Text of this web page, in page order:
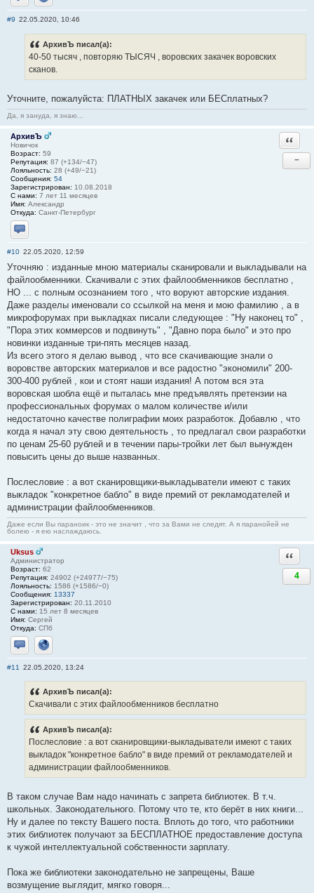
Отправить личное сообщение
Сайт
#9 22.05.2020, 10:46
АрхивЪ писал(а):
40-50 тысяч , повторяю ТЫСЯЧ , воровских закачек воровских
сканов.
Уточните, пожалуйста: ПЛАТНЫХ закачек или БЕСплатных?
Да, я зануда, я знаю...
АрхивЪ
Новичок
Возраст: 59
Репутация: 87 (+134/−47)
Лояльность: 28 (+49/−21)
Сообщения: 54
Зарегистрирован: 10.08.2018
С нами: 7 лет 11 месяцев
Имя: Александр
Откуда: Санкт-Петербург
Отправить личное сообщение
−
#10 22.05.2020, 12:59
Уточняю : изданные мною материалы сканировали и выкладывали на
файлообменники. Скачивали с этих файлообменников бесплатно ,
НО ... с полным осознанием того , что воруют авторские издания.
Даже разделы именовали со ссылкой на меня и мою фамилию , а в
микрофорумах при выкладках писали следующее : "Ну наконец то" ,
"Пора этих коммерсов и подвинуть" , "Давно пора было" и это про
новинки изданные три-пять месяцев назад.
Из всего этого я делаю вывод , что все скачивающие знали о
воровстве авторских материалов и все радостно "экономили" 200-
300-400 рублей , кои и стоят наши издания! А потом вся эта
воровская шобла ещё и пыталась мне предъявлять претензии на
профессиональных форумах о малом количестве и/или
недостаточно качестве полиграфии моих разработок. Добавлю , что
когда я начал эту свою деятельность , то предлагал свои разработки
по ценам 25-60 рублей и в течении пары-тройки лет был вынужден
повысить цены до выше названных.
Послесловие : а вот сканировщики-выкладыватели имеют с таких
выкладок "конкретное бабло" в виде премий от рекламодателей и
администрации файлообменников.
Даже если Вы параноик - это не значит , что за Вами не следят. А я паранойей не
болею - я ею наслаждаюсь.
Uksus
Администратор
Возраст: 62
Репутация: 24902 (+24977/−75)
Лояльность: 1586 (+1586/−0)
Сообщения: 13337
Зарегистрирован: 20.11.2010
С нами: 15 лет 8 месяцев
Имя: Сергей
Откуда: СПб
Отправить личное сообщение
Сайт
4
#11 22.05.2020, 13:24
АрхивЪ писал(а):
Скачивали с этих файлообменников бесплатно
АрхивЪ писал(а):
Послесловие : а вот сканировщики-выкладыватели имеют с таких
выкладок "конкретное бабло" в виде премий от рекламодателей и
администрации файлообменников.
В таком случае Вам надо начинать с запрета библиотек. В т.ч.
школьных. Законодательного. Потому что те, кто берёт в них книги...
Ну и далее по тексту Вашего поста. Вплоть до того, что работники
этих библиотек получают за БЕСПЛАТНОЕ предоставление доступа
к чужой интеллектуальной собственности зарплату.
Пока же библиотеки законодательно не запрещены, Ваше
возмущение выглядит, мягко говоря...